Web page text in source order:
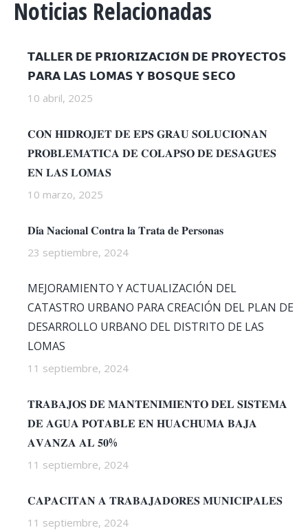
Noticias Relacionadas
𝗧𝗔𝗟𝗟𝗘𝗥 𝗗𝗘 𝗣𝗥𝗜𝗢𝗥𝗜𝗭𝗔𝗖𝗜𝗢́𝗡 𝗗𝗘 𝗣𝗥𝗢𝗬𝗘𝗖𝗧𝗢𝗦
𝗣𝗔𝗥𝗔 𝗟𝗔𝗦 𝗟𝗢𝗠𝗔𝗦 𝗬 𝗕𝗢𝗦𝗤𝗨𝗘 𝗦𝗘𝗖𝗢
10 abril, 2025
𝐂𝐎𝐍 𝐇𝐈𝐃𝐑𝐎𝐉𝐄𝐓 𝐃𝐄 𝐄𝐏𝐒 𝐆𝐑𝐀𝐔 𝐒𝐎𝐋𝐔𝐂𝐈𝐎𝐍𝐀𝐍
𝐏𝐑𝐎𝐁𝐋𝐄𝐌𝐀́𝐓𝐈𝐂𝐀 𝐃𝐄 𝐂𝐎𝐋𝐀𝐏𝐒𝐎 𝐃𝐄 𝐃𝐄𝐒𝐀𝐆𝐔̈𝐄𝐒
𝐄𝐍 𝐋𝐀𝐒 𝐋𝐎𝐌𝐀𝐒
10 marzo, 2025
𝐃𝐢́𝐚 𝐍𝐚𝐜𝐢𝐨𝐧𝐚𝐥 𝐂𝐨𝐧𝐭𝐫𝐚 𝐥𝐚 𝐓𝐫𝐚𝐭𝐚 𝐝𝐞 𝐏𝐞𝐫𝐬𝐨𝐧𝐚𝐬
23 septiembre, 2024
MEJORAMIENTO Y ACTUALIZACIÓN DEL
CATASTRO URBANO PARA CREACIÓN DEL PLAN DE
DESARROLLO URBANO DEL DISTRITO DE LAS
LOMAS
11 septiembre, 2024
𝐓𝐑𝐀𝐁𝐀𝐉𝐎𝐒 𝐃𝐄 𝐌𝐀𝐍𝐓𝐄𝐍𝐈𝐌𝐈𝐄𝐍𝐓𝐎 𝐃𝐄𝐋 𝐒𝐈𝐒𝐓𝐄𝐌𝐀
𝐃𝐄 𝐀𝐆𝐔𝐀 𝐏𝐎𝐓𝐀𝐁𝐋𝐄 𝐄𝐍 𝐇𝐔𝐀𝐂𝐇𝐔𝐌𝐀 𝐁𝐀𝐉𝐀
𝐀𝐕𝐀𝐍𝐙𝐀 𝐀𝐋 𝟓𝟎%
11 septiembre, 2024
𝐂𝐀𝐏𝐀𝐂𝐈𝐓𝐀𝐍 𝐀 𝐓𝐑𝐀𝐁𝐀𝐉𝐀𝐃𝐎𝐑𝐄𝐒 𝐌𝐔𝐍𝐈𝐂𝐈𝐏𝐀𝐋𝐄𝐒
11 septiembre, 2024